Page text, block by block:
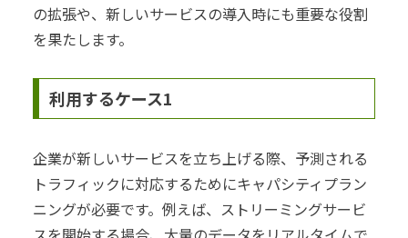
の拡張や、新しいサービスの導入時にも重要な役割
を果たします。
利用するケース1
企業が新しいサービスを立ち上げる際、予測される
トラフィックに対応するためにキャパシティプラン
ニングが必要です。例えば、ストリーミングサービ